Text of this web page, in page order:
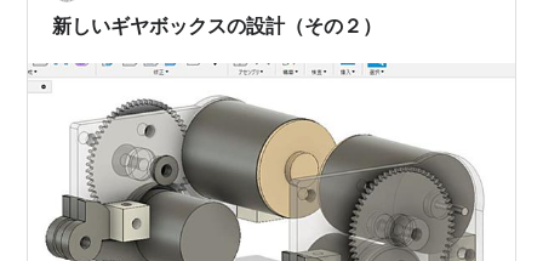
新しいギヤボックスの設計（その２）